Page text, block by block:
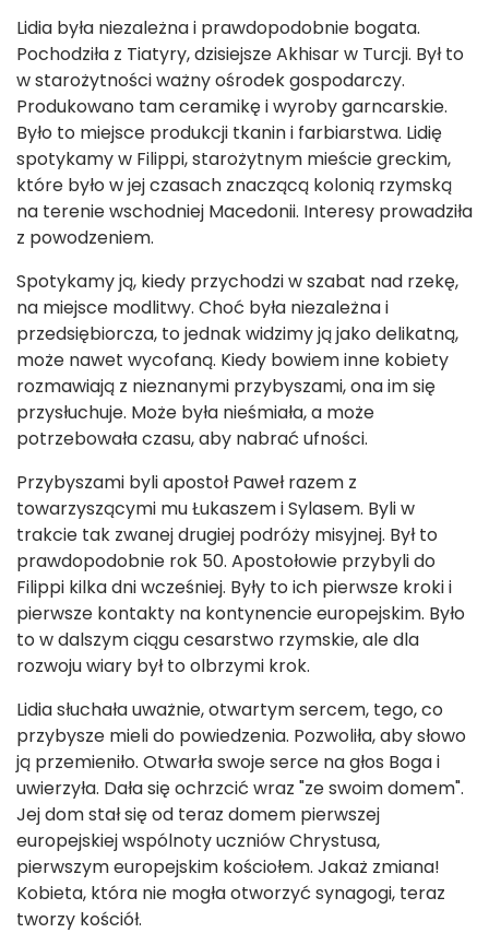
Lidia była niezależna i prawdopodobnie bogata.
Pochodziła z Tiatyry, dzisiejsze Akhisar w Turcji. Był to
w starożytności ważny ośrodek gospodarczy.
Produkowano tam ceramikę i wyroby garncarskie.
Było to miejsce produkcji tkanin i farbiarstwa. Lidię
spotykamy w Filippi, starożytnym mieście greckim,
które było w jej czasach znaczącą kolonią rzymską
na terenie wschodniej Macedonii. Interesy prowadziła
z powodzeniem.
Spotykamy ją, kiedy przychodzi w szabat nad rzekę,
na miejsce modlitwy. Choć była niezależna i
przedsiębiorcza, to jednak widzimy ją jako delikatną,
może nawet wycofaną. Kiedy bowiem inne kobiety
rozmawiają z nieznanymi przybyszami, ona im się
przysłuchuje. Może była nieśmiała, a może
potrzebowała czasu, aby nabrać ufności.
Przybyszami byli apostoł Paweł razem z
towarzyszącymi mu Łukaszem i Sylasem. Byli w
trakcie tak zwanej drugiej podróży misyjnej. Był to
prawdopodobnie rok 50. Apostołowie przybyli do
Filippi kilka dni wcześniej. Były to ich pierwsze kroki i
pierwsze kontakty na kontynencie europejskim. Było
to w dalszym ciągu cesarstwo rzymskie, ale dla
rozwoju wiary był to olbrzymi krok.
Lidia słuchała uważnie, otwartym sercem, tego, co
przybysze mieli do powiedzenia. Pozwoliła, aby słowo
ją przemieniło. Otwarła swoje serce na głos Boga i
uwierzyła. Dała się ochrzcić wraz "ze swoim domem".
Jej dom stał się od teraz domem pierwszej
europejskiej wspólnoty uczniów Chrystusa,
pierwszym europejskim kościołem. Jakaż zmiana!
Kobieta, która nie mogła otworzyć synagogi, teraz
tworzy kościół.